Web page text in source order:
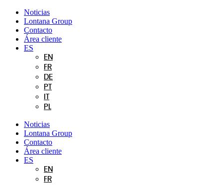
contenido
Noticias
Lontana Group
Contacto
Área cliente
ES
EN
FR
DE
PT
PL
Noticias
Lontana Group
Contacto
Área cliente
ES
EN
FR